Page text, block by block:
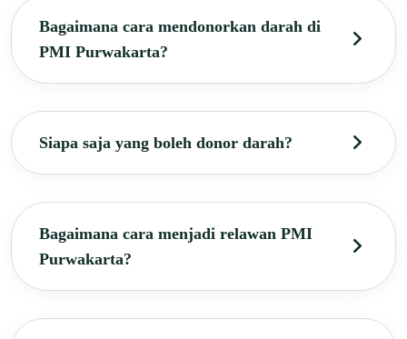
Bagaimana cara mendonorkan darah di
PMI Purwakarta?
Siapa saja yang boleh donor darah?
Bagaimana cara menjadi relawan PMI
Purwakarta?